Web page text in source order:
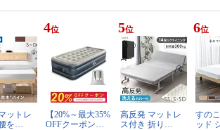
ットレ
を…
4位
【20%～最大35%
OFFクーポン…
5位
高反発 マットレ
ス付き 折り…
6位
すの
ッド